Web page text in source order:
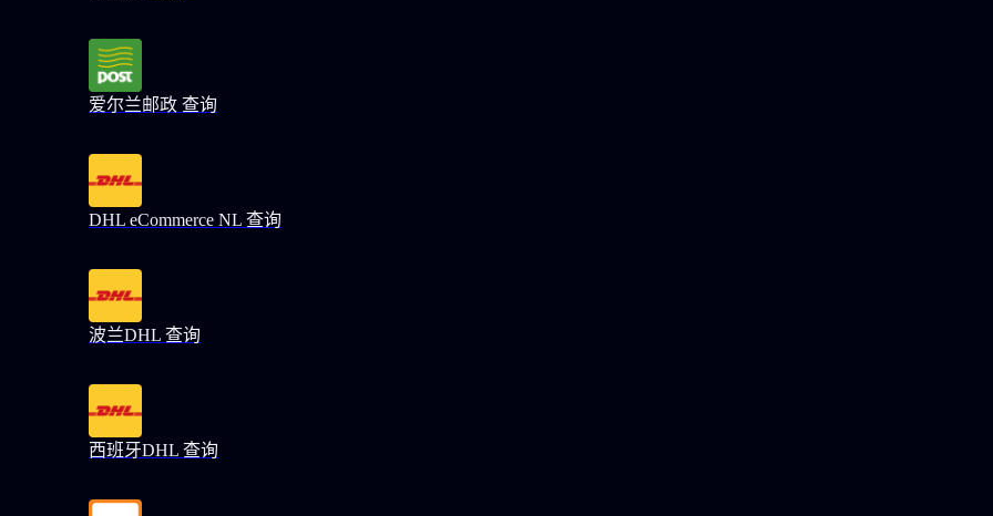
爱尔兰邮政 查询
DHL eCommerce NL 查询
波兰DHL 查询
西班牙DHL 查询